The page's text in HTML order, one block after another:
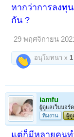
หากว่าการลงทุ
กัน ?
29 พฤศจิกายน 2021
อนุโมทนา x 1
iamfu
ผู้ดูแลเว็บบอร์ด
ทีมงาน
ผู้ดู
แต่ก็มีหลายคนท